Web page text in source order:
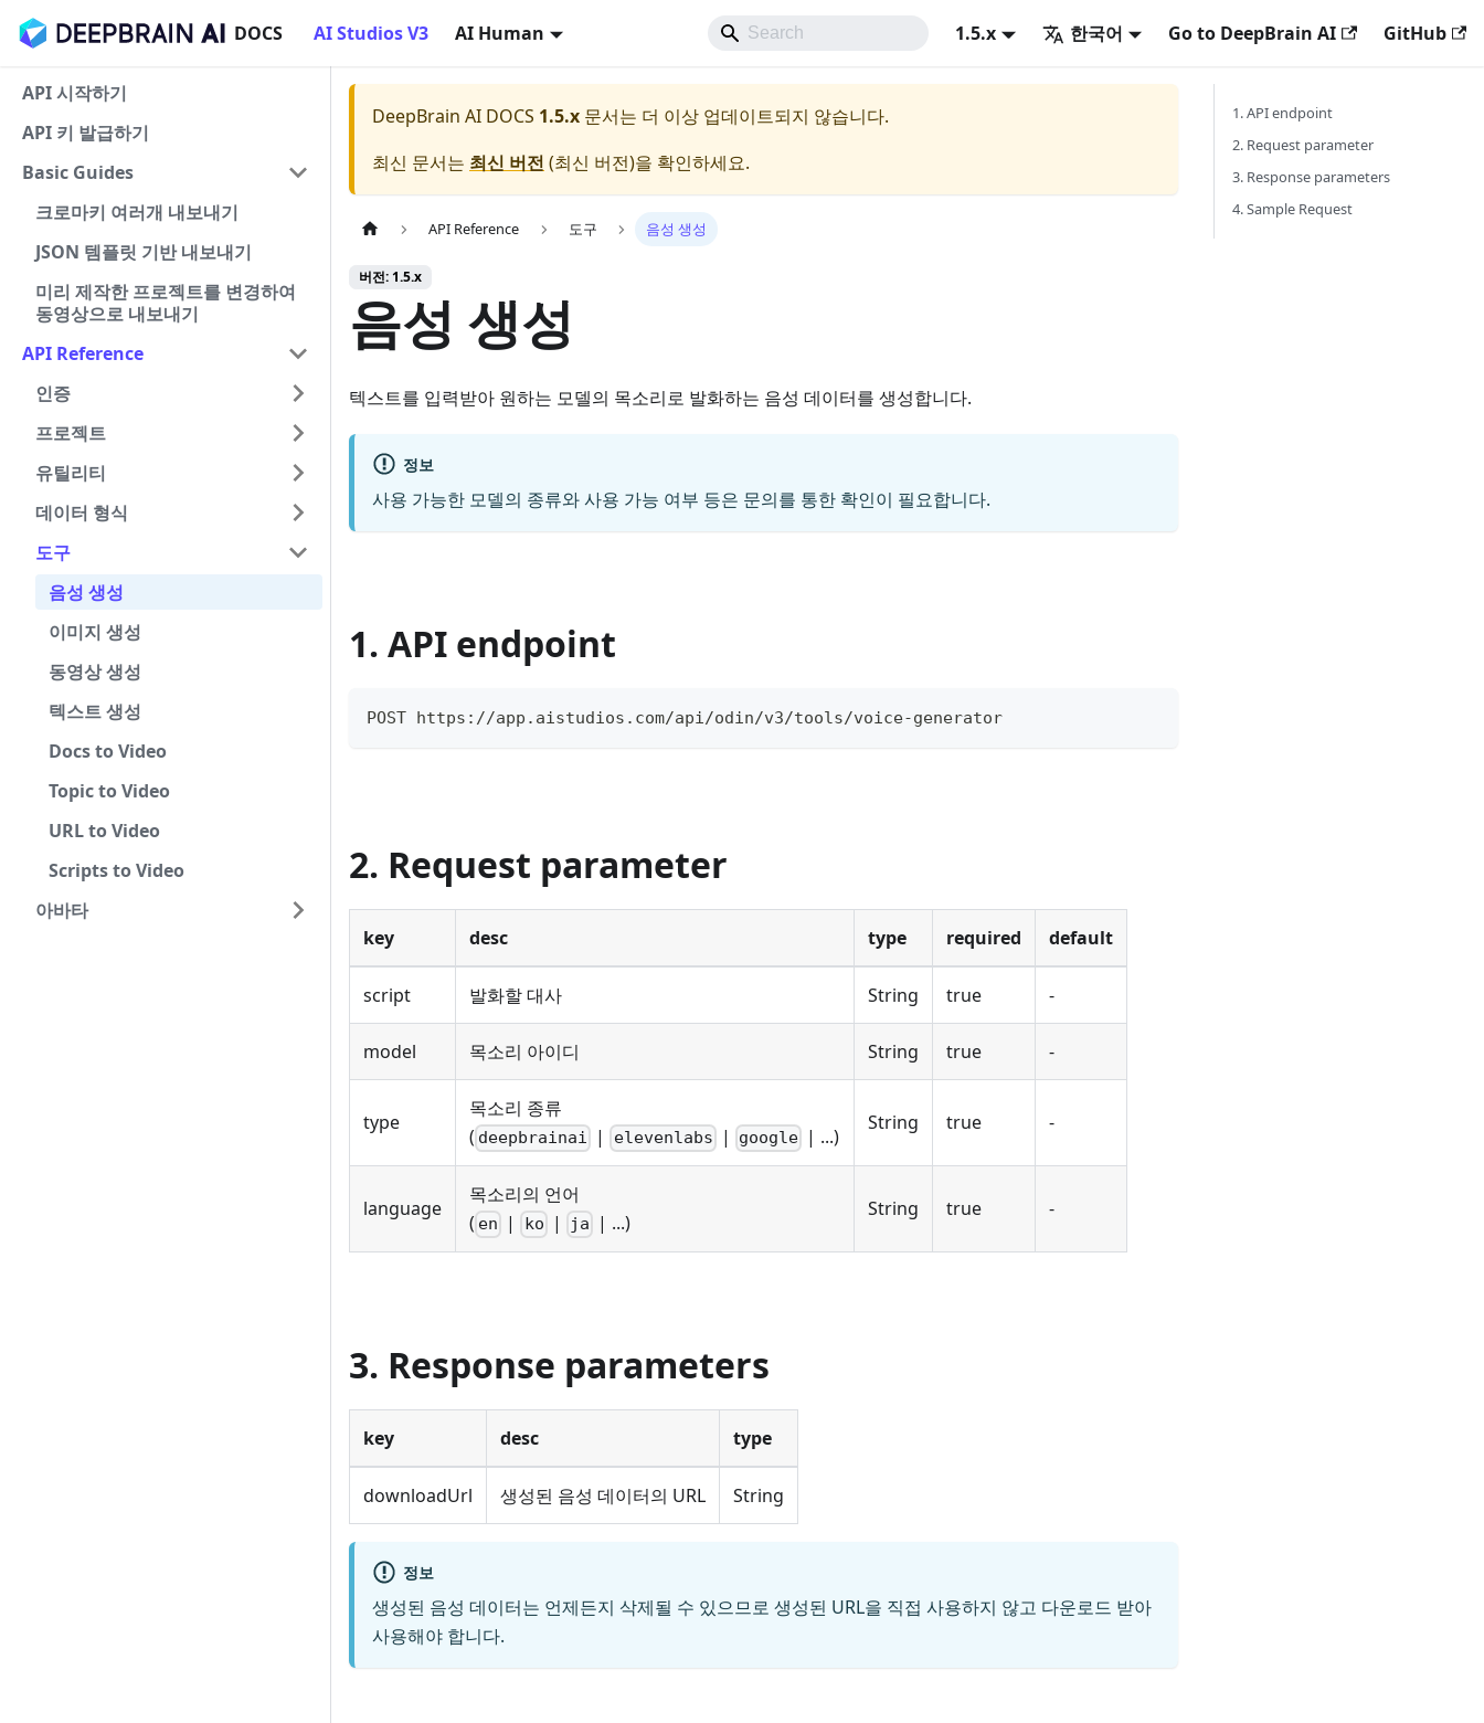
DOCS AI Studios V3 AI Human 1.5.x 한국어 Go to DeepBrain AI GitHub
API 시작하기
API 키 발급하기
Basic Guides
크로마키 여러개 내보내기
JSON 템플릿 기반 내보내기
미리 제작한 프로젝트를 변경하여
동영상으로 내보내기
API Reference
인증
프로젝트
유틸리티
데이터 형식
도구
음성 생성
이미지 생성
동영상 생성
텍스트 생성
Docs to Video
Topic to Video
URL to Video
Scripts to Video
아바타
DeepBrain AI DOCS 1.5.x 문서는 더 이상 업데이트되지 않습니다.
최신 문서는 최신 버전 (최신 버전)을 확인하세요.
API Reference 도구 음성 생성
버전: 1.5.x
음성 생성
텍스트를 입력받아 원하는 모델의 목소리로 발화하는 음성 데이터를 생성합니다.
정보
사용 가능한 모델의 종류와 사용 가능 여부 등은 문의를 통한 확인이 필요합니다.
1. API endpoint
POST https://app.aistudios.com/api/odin/v3/tools/voice-generator
2. Request parameter
key desc type required default
script 발화할 대사 String true -
model 목소리 아이디 String true -
type
목소리 종류
( deepbrainai | elevenlabs | google | ...)
String true -
language
목소리의 언어
( en | ko | ja | ...)
String true -
3. Response parameters
key desc type
downloadUrl 생성된 음성 데이터의 URL String
정보
생성된 음성 데이터는 언제든지 삭제될 수 있으므로 생성된 URL을 직접 사용하지 않고 다운로드 받아
사용해야 합니다.
1. API endpoint
2. Request parameter
3. Response parameters
4. Sample Request